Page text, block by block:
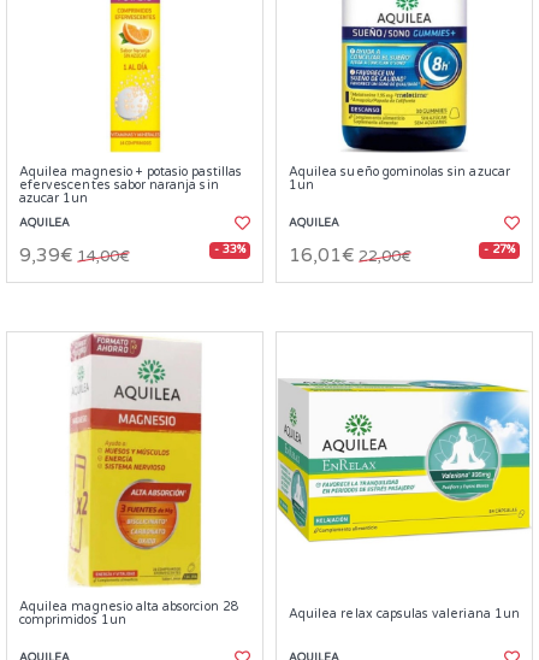
Aquilea magnesio + potasio pastillas
efervescentes sabor naranja sin
azucar 1un
AQUILEA
9,39€ 14,00€ - 33%
Aquilea sueño gominolas sin azucar
1un
AQUILEA
16,01€ 22,00€ - 27%
Aquilea magnesio alta absorcion 28
comprimidos 1un
Aquilea relax capsulas valeriana 1un